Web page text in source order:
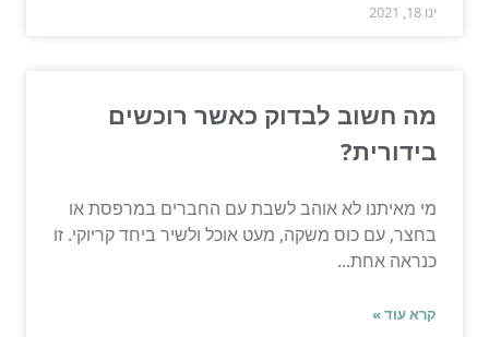
ינו 18, 2021
מה חשוב לבדוק כאשר רוכשים
בידורית?
מי מאיתנו לא אוהב לשבת עם החברים במרפסת או
בחצר, עם כוס משקה, מעט אוכל ולשיר ביחד קריוקי. זו
כנראה אחת...
קרא עוד »